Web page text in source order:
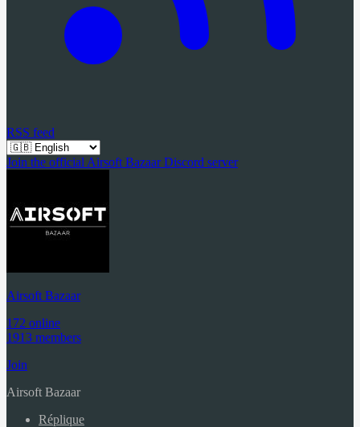
RSS feed
Join the official Airsoft Bazaar Discord server
Airsoft Bazaar
172 online
1913 members
Join
Airsoft Bazaar
Réplique